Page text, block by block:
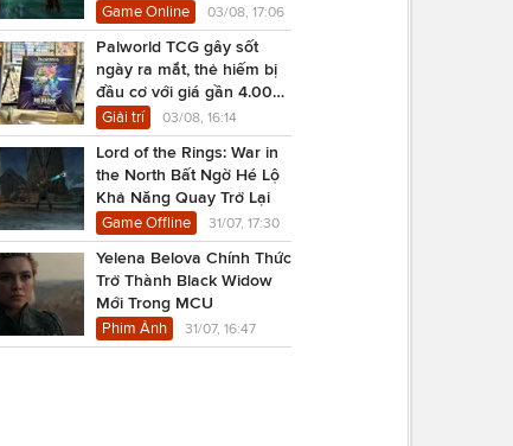
Game Online 03/08, 17:06
Palworld TCG gây sốt
ngày ra mắt, thẻ hiếm bị
đầu cơ với giá gần 4.000
USD
Giải trí 03/08, 16:14
Lord of the Rings: War in
the North Bất Ngờ Hé Lộ
Khả Năng Quay Trở Lại
Game Offline 31/07, 17:30
Yelena Belova Chính Thức
Trở Thành Black Widow
Mới Trong MCU
Phim Ảnh 31/07, 16:47